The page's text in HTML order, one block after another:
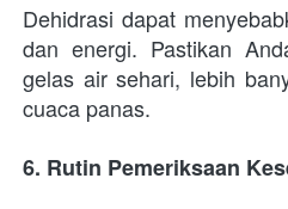
Dehidrasi dapat
dan energi. Pastikan
gelas air sehari, lebih
cuaca panas.
6. Rutin Pemeriksaan